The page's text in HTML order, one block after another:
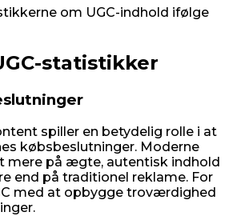
statistikker
spiller en betydelig rolle i at
købsbeslutninger. Moderne
mere på ægte, autentisk indhold
end på traditionel reklame. For
med at opbygge troværdighed